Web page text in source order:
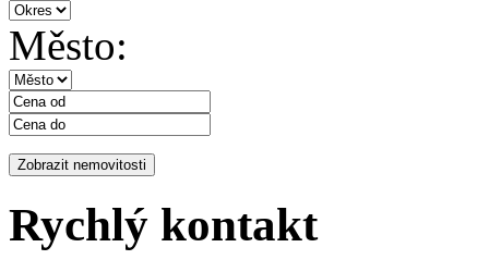
Město:
Rychlý kontakt